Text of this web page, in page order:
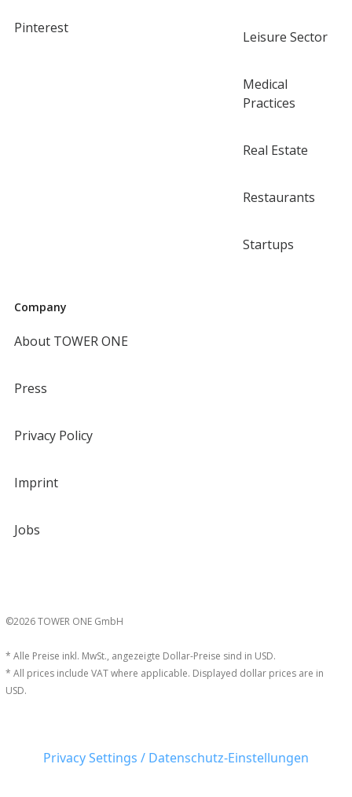
Pinterest
Leisure Sector
Medical
Practices
Real Estate
Restaurants
Startups
Company
About TOWER ONE
Press
Privacy Policy
Imprint
Jobs
©2026 TOWER ONE GmbH
* Alle Preise inkl. MwSt., angezeigte Dollar-Preise sind in USD.
* All prices include VAT where applicable. Displayed dollar prices are in
USD.
Privacy Settings / Datenschutz-Einstellungen